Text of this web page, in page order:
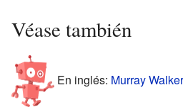
Véase también
En inglés: Murray